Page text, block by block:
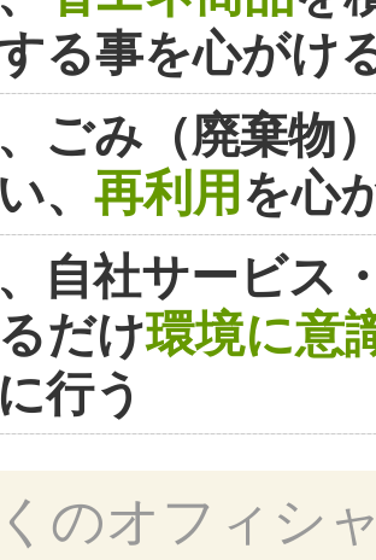
る事を心がけ
ごみ（廃棄物
、 再利用を心
自社サービス
だけ環境に意
行う
のオフィシ